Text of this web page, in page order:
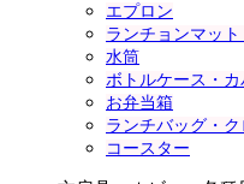
エプロン
ランチョンマッ
水筒
ボトルケース・カ
お弁当箱
ランチバッグ・ク
コースター